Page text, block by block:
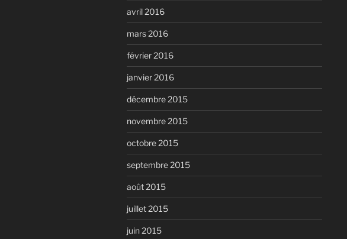
avril 2016
mars 2016
février 2016
janvier 2016
décembre 2015
novembre 2015
octobre 2015
septembre 2015
août 2015
juillet 2015
juin 2015